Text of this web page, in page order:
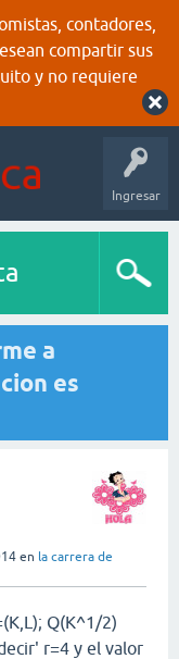
contadores,
compartir sus
y no requiere
Ingresar
a
es
en la carrera de
Q(K^1/2)
r=4 y el valor